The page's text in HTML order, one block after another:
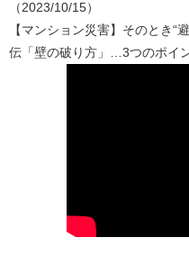
（2023/10/15）
【マンション災害】そのとき
伝「壁の破り方」…3つのポイ